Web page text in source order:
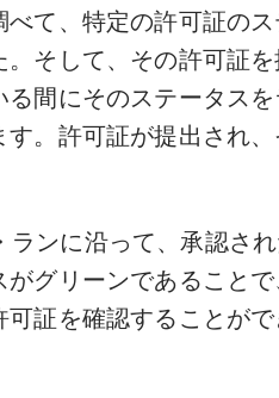
て、特定の許可証の
そして、その許可証
間にそのステータス
。許可証が提出され
ンに沿って、承認さ
グリーンであること
証を確認することが